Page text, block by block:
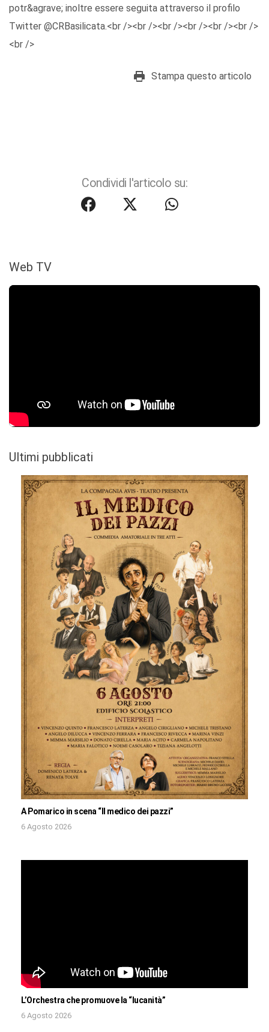
potr&agrave; inoltre essere seguita attraverso il profilo
Twitter @CRBasilicata.<br /><br /><br /><br /><br /><br />
<br />
Stampa questo articolo
Condividi l'articolo su:
Web TV
Ultimi pubblicati
A Pomarico in scena “Il medico dei pazzi”
6 Agosto 2026
L’Orchestra che promuove la “lucanità”
6 Agosto 2026